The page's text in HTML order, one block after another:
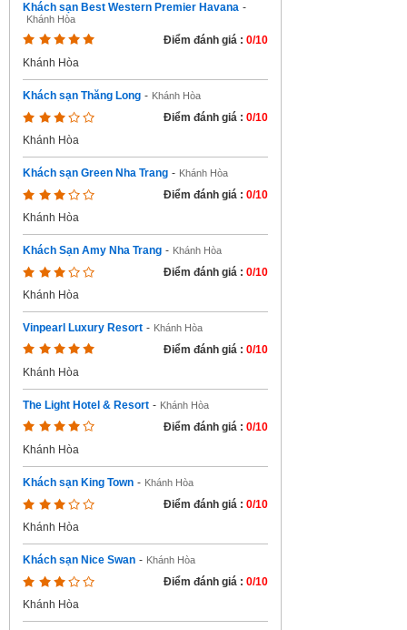
Khách sạn Best Western Premier Havana -
Khánh Hòa
Điểm đánh giá : 0/10
Khánh Hòa
Khách sạn Thăng Long - Khánh Hòa
Điểm đánh giá : 0/10
Khánh Hòa
Khách sạn Green Nha Trang - Khánh Hòa
Điểm đánh giá : 0/10
Khánh Hòa
Khách Sạn Amy Nha Trang - Khánh Hòa
Điểm đánh giá : 0/10
Khánh Hòa
Vinpearl Luxury Resort - Khánh Hòa
Điểm đánh giá : 0/10
Khánh Hòa
The Light Hotel & Resort - Khánh Hòa
Điểm đánh giá : 0/10
Khánh Hòa
Khách sạn King Town - Khánh Hòa
Điểm đánh giá : 0/10
Khánh Hòa
Khách sạn Nice Swan - Khánh Hòa
Điểm đánh giá : 0/10
Khánh Hòa